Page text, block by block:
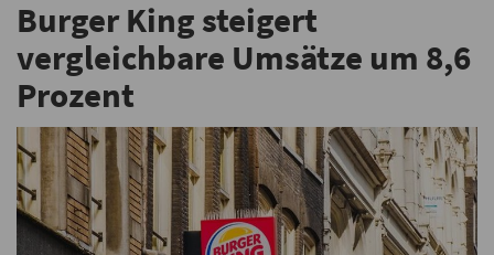
Burger King steigert
vergleichbare Umsätze um 8,6
Prozent